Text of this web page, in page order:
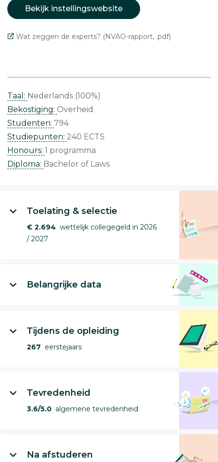
Bekijk instellingswebsite
Wat zeggen de experts? (NVAO-rapport, .pdf)
Taal: Nederlands (100%)
Bekostiging: Overheid
Studenten: 794
Studiepunten: 240 ECTS
Honours: 1 programma
Diploma: Bachelor of Laws
Toelating & selectie
€ 2.694 wettelijk collegegeld in 2026
/ 2027
Belangrijke data
Tijdens de opleiding
267 eerstejaars
Tevredenheid
3.6/5.0 algemene tevredenheid
Na afstuderen